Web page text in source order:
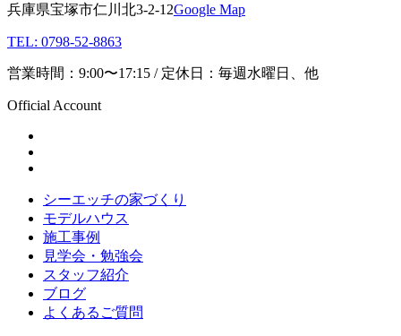
兵庫県宝塚市仁川北3-2-12Google Map
TEL: 0798-52-8863
営業時間：9:00〜17:15 / 定休日：毎週水曜日、他
Official Account
シーエッチの家づくり
モデルハウス
施工事例
見学会・勉強会
スタッフ紹介
ブログ
よくあるご質問